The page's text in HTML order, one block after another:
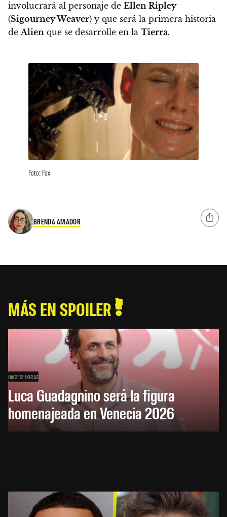
involucrará al personaje de Ellen Ripley
(Sigourney Weaver) y que será la primera historia
deAlien que se desarrolle en la Tierra.
Foto: Fox
BRENDA AMADOR
MÁS EN SPOILER
HACE 12 HORAS
Luca Guadagnino será la figura
homenajeada en Venecia 2026